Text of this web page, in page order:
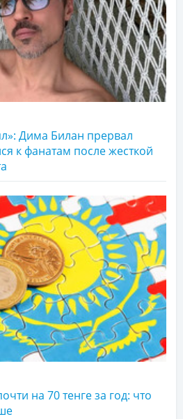
Дима Билан прервал
к фанатам после жесткой
на 70 тенге за год: что